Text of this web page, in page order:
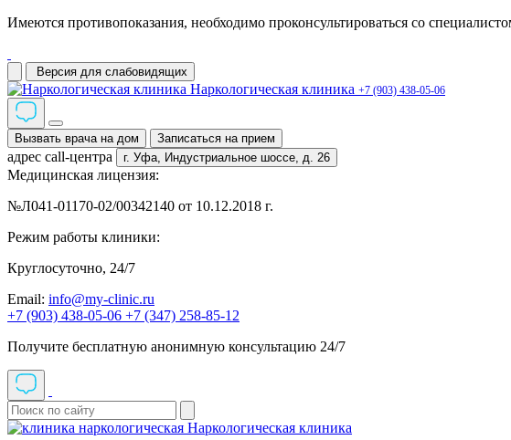
Имеются противопоказания, необходимо проконсультироваться со
Версия для слабовидящих
Наркологическая клиника +7 (903) 438-05-06
Вызвать врача на дом Записаться на прием
адрес call-центра г. Уфа, Индустриальное шоссе, д. 26
Медицинская лицензия:
№Л041-01170-02/00342140 от 10.12.2018 г.
Режим работы клиники:
Круглосуточно, 24/7
Email: info@my-clinic.ru
+7 (903) 438-05-06 +7 (347) 258-85-12
Получите бесплатную анонимную консультацию 24/7
Наркологическая клиника